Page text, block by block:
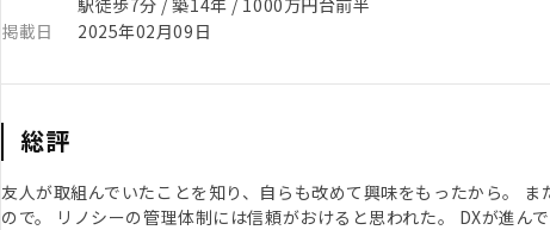
駅徒歩7分 / 築14年 / 1000万円台前半
掲載日
2025年02月09日
総評
友人が取組んでいたことを知り、自らも改めて興味をもったから。
ので。 リノシーの管理体制には信頼がおけると思われた。 DXが進ん